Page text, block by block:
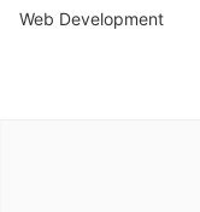
Web Development